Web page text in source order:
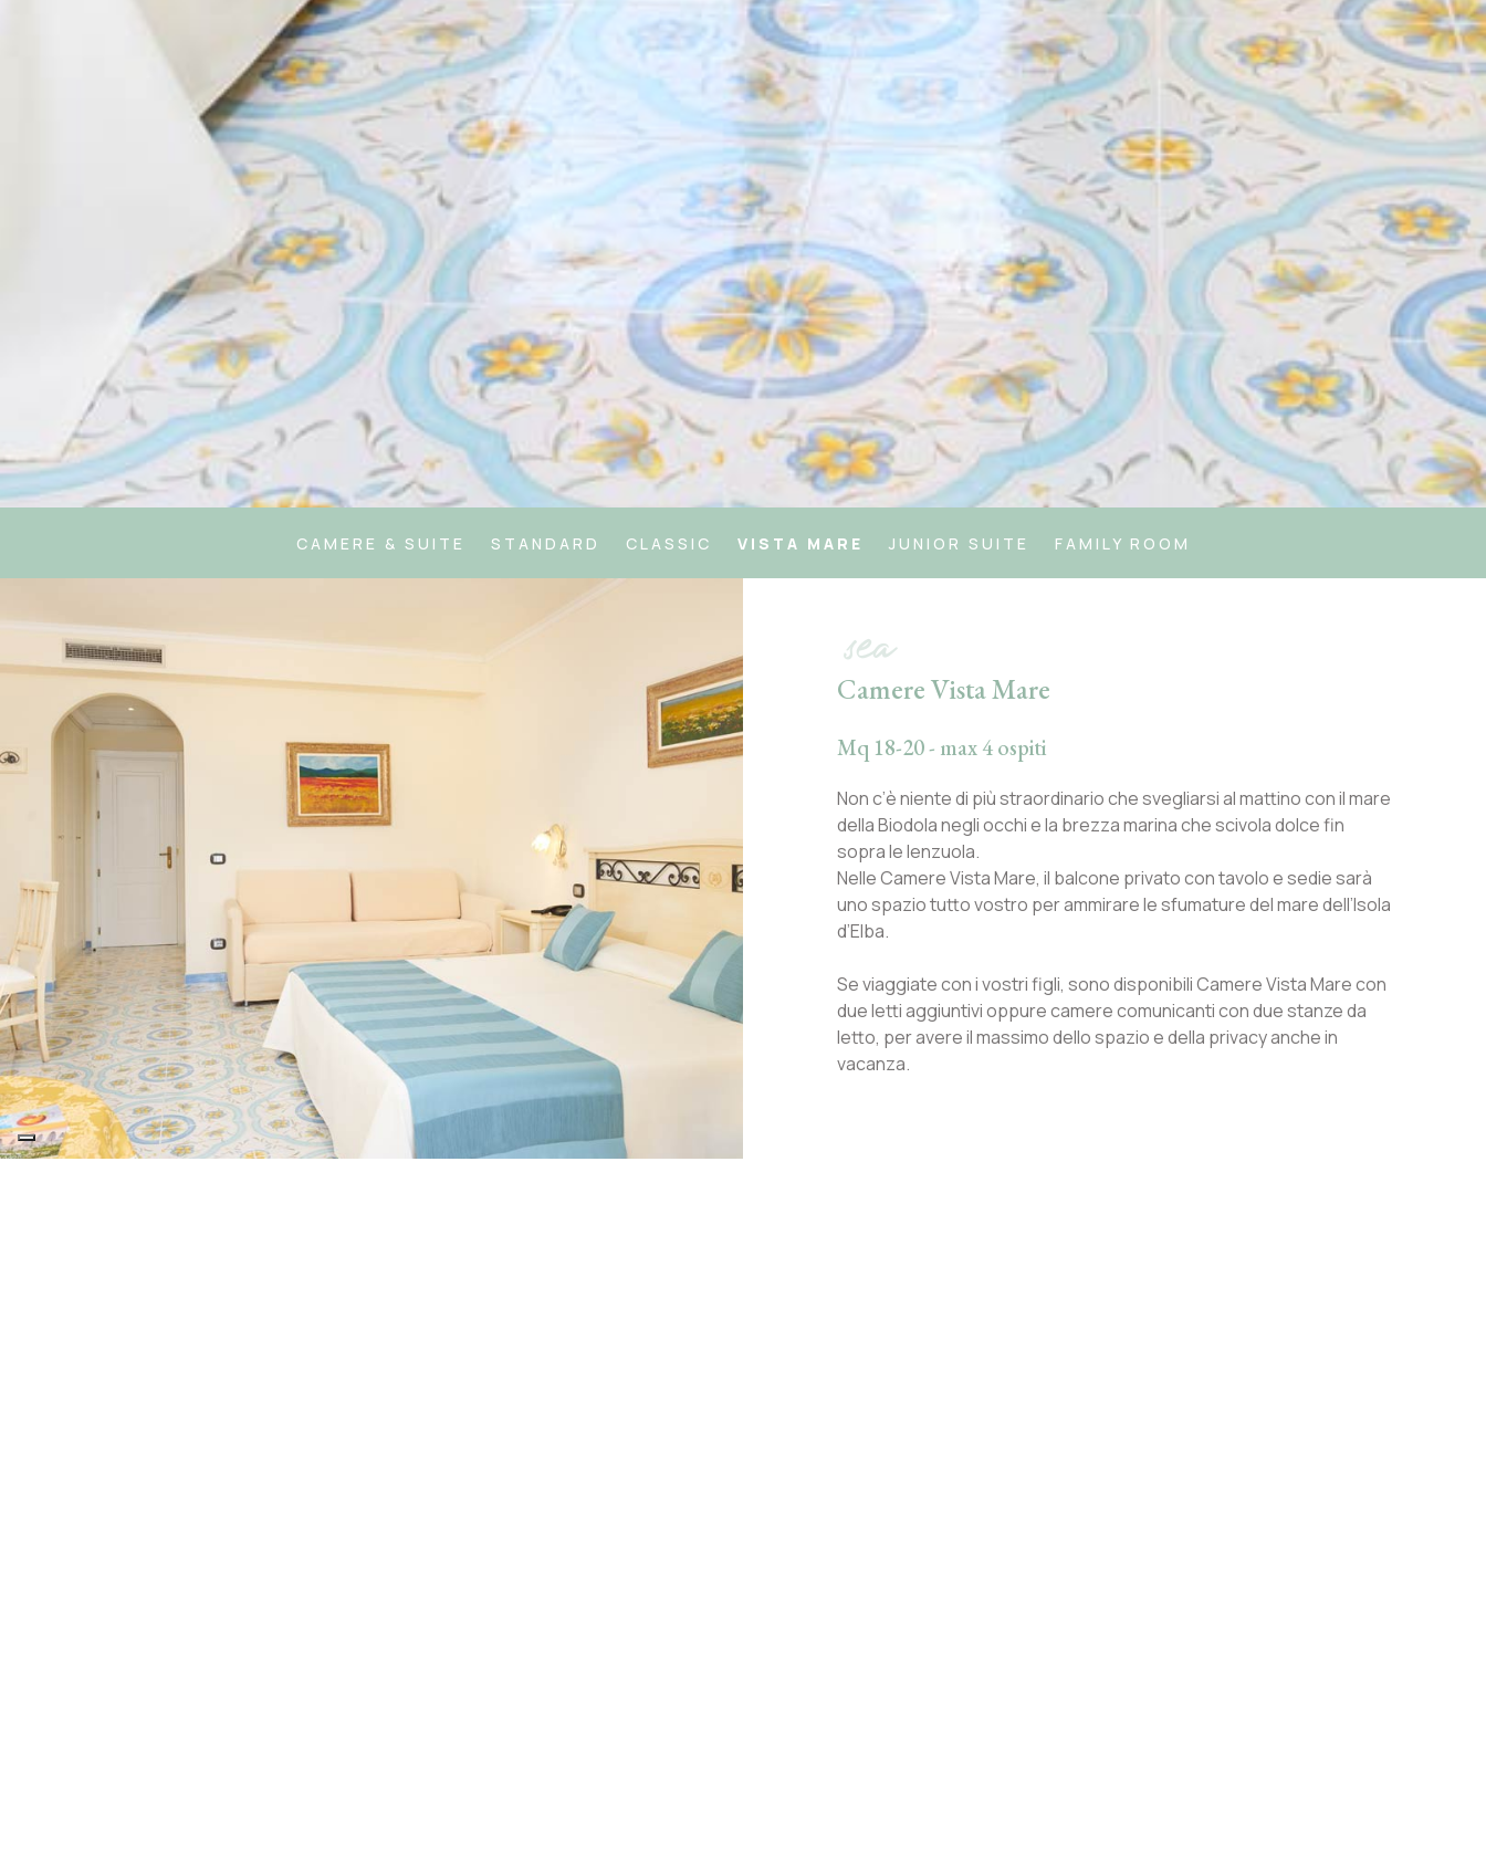
CAMERE & SUITE STANDARD CLASSIC VISTA MARE JUNIOR SUITE FAMILY ROOM
Camere Vista Mare
sea
Mq 18-20 - max 4 ospiti
Non c’è niente di più straordinario che svegliarsi al mattino con il mare
della Biodola negli occhi e la brezza marina che scivola dolce fin
sopra le lenzuola.
Nelle Camere Vista Mare, il balcone privato con tavolo e sedie sarà
uno spazio tutto vostro per ammirare le sfumature del mare dell’Isola
d’Elba.
Se viaggiate con i vostri figli, sono disponibili Camere Vista Mare con
due letti aggiuntivi oppure camere comunicanti con due stanze da
letto, per avere il massimo dello spazio e della privacy anche in
vacanza.